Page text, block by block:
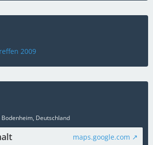
2009
Deutschland
maps.google.com